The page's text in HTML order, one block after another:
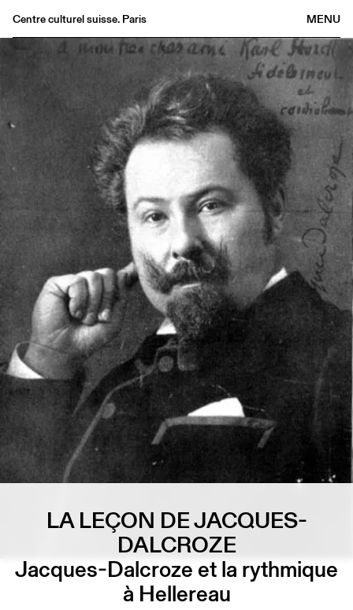
MENU
Centre culturel suisse. Paris
Archives
Médiathèque
Éditions
Informations
LA LEÇON DE JACQUES-
DALCROZE
Jacques-Dalcroze et la rythmique
à Hellereau